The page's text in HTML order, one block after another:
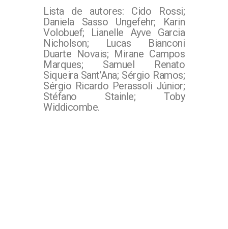
Lista de autores: Cido Rossi;
Daniela Sasso Ungefehr; Karin
Volobuef; Lianelle Ayve Garcia
Nicholson; Lucas Bianconi
Duarte Novais; Mirane Campos
Marques; Samuel Renato
Siqueira Sant’Ana; Sérgio Ramos;
Sérgio Ricardo Perassoli Júnior;
Stéfano Stainle; Toby
Widdicombe.